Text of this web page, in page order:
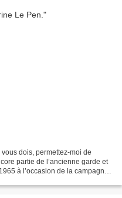
dois, permettez-moi de
partie de l’ancienne garde et
à l’occasion de la campagne